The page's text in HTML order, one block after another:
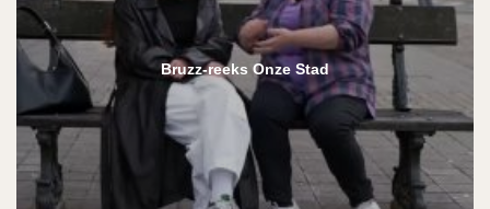
Bruzz-reeks Onze Stad